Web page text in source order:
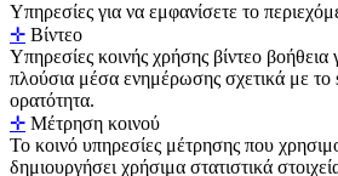
Υπηρεσίες για να εμφανίσετε το
✛ Βίντεο
Υπηρεσίες κοινής χρήσης βίντεο βοήθεια
πλούσια μέσα ενημέρωσης σχετικά με το
ορατότητα.
✛ Μέτρηση κοινού
Το κοινό υπηρεσίες μέτρησης που
δημιουργήσει χρήσιμα στατιστικά